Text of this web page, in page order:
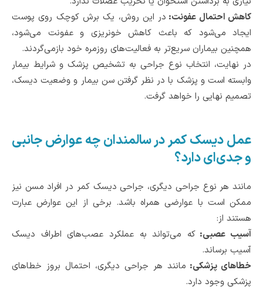
کاهش احتمال عفونت: در این روش، یک برش کوچک روی پوست
ایجاد می‌شود که باعث کاهش خونریزی و عفونت می‌شود،
همچنین بیماران سریع‌تر به فعالیت‌های روزمره خود بازمی‌گردند.
در نهایت، انتخاب نوع جراحی به تشخیص پزشک و شرایط بیمار
وابسته است و پزشک با در نظر گرفتن سن بیمار و وضعیت دیسک،
تصمیم نهایی را خواهد گرفت.
عمل دیسک کمر در سالمندان چه عوارض جانبی
و جدی‌ای دارد؟
مانند هر نوع جراحی دیگری، جراحی دیسک کمر در افراد مسن نیز
ممکن است با عوارضی همراه باشد. برخی از این عوارض عبارت
هستند از:
آسیب عصبی:که می‌تواند به عملکرد عصب‌های اطراف دیسک
آسیب برساند.
خطاهای پزشکی: مانند هر جراحی دیگری، احتمال بروز خطاهای
پزشکی وجود دارد.